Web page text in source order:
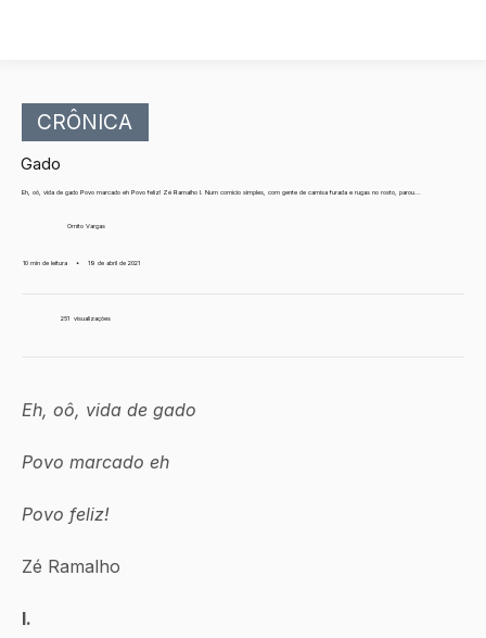
CRÔNICA
Gado
Eh, oô, vida de gado Povo marcado eh Povo feliz! Zé Ramalho I. Num comício simples, com gente de camisa furada e rugas no rosto, parou...
Ornito Vargas
10 min de leitura • 19 de abril de 2021
251 visualizações
Eh, oô, vida de gado
Povo marcado eh
Povo feliz!
Zé Ramalho
I.